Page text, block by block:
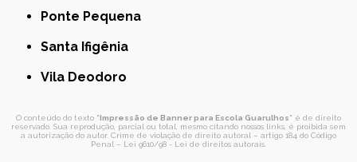
Ponte Pequena
Santa Ifigênia
Vila Deodoro
O conteúdo do texto "Impressão de Banner para Escola Guarulhos" é de direito
reservado. Sua reprodução, parcial ou total, mesmo citando nossos links, é proibida sem
a autorização do autor. Crime de violação de direito autoral – artigo 184 do Código
Penal – Lei 9610/98 - Lei de direitos autorais.